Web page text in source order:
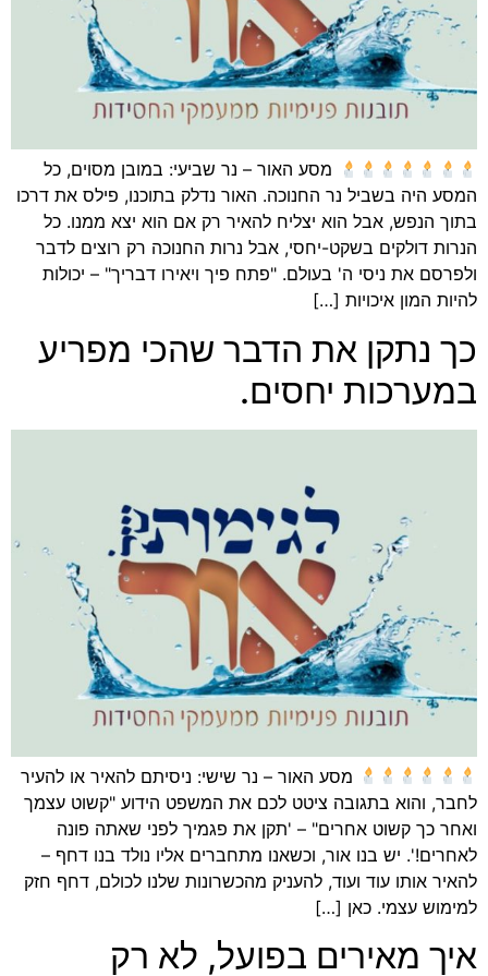
מסע האור – נר שביעי: במובן מסוים, כל
המסע היה בשביל נר החנוכה. האור נדלק בתוכנו, פילס את דרכו
בתוך הנפש, אבל הוא יצליח להאיר רק אם הוא יצא ממנו. כל
הנרות דולקים בשקט-יחסי, אבל נרות החנוכה רק רוצים לדבר
ולפרסם את ניסי ה' בעולם. "פתח פיך ויאירו דבריך" – יכולות
להיות המון איכויות […]
כך נתקן את הדבר שהכי מפריע
במערכות יחסים.
מסע האור – נר שישי: ניסיתם להאיר או להעיר
לחבר, והוא בתגובה ציטט לכם את המשפט הידוע "קשוט עצמך
ואחר כך קשוט אחרים" – 'תקן את פגמיך לפני שאתה פונה
לאחרים!'. יש בנו אור, וכשאנו מתחברים אליו נולד בנו דחף –
להאיר אותו עוד ועוד, להעניק מהכשרונות שלנו לכולם, דחף חזק
למימוש עצמי. כאן […]
איך מאירים בפועל, לא רק